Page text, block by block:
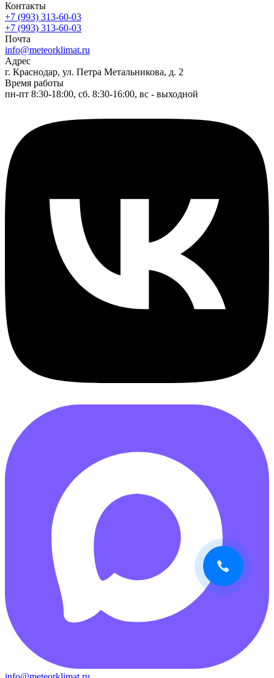
Контакты
+7 (993) 313-60-03
+7 (993) 313-60-03
Почта
info@meteorklimat.ru
Адрес
г. Краснодар, ул. Петра Метальникова, д. 2
Время работы
пн-пт 8:30-18:00, сб. 8:30-16:00, вс - выходной